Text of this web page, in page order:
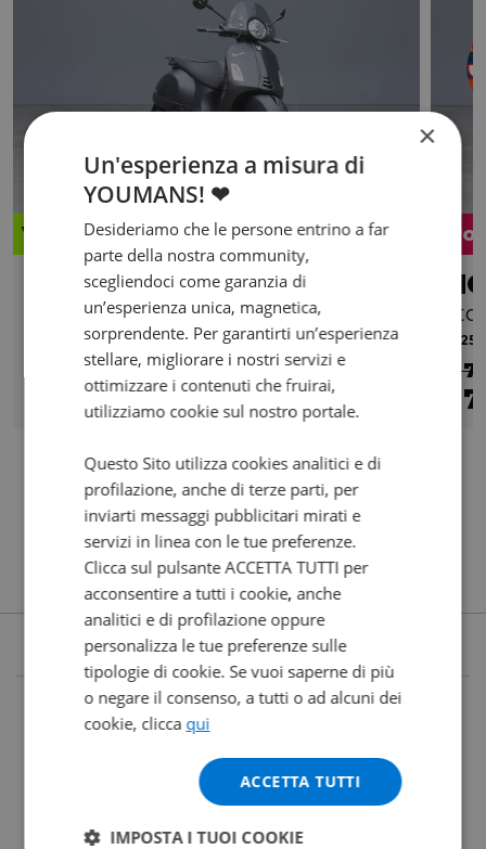
Valore futuro garantito
VESPA Vespa GTS 300
hpe Super Sport Abs my19
2020 | 24070 km | 278 cc | 23.8 Hp | 17.5 Kw
4.990 96 /mese
2025
€
×
Un'esperienza a misura di
YOUMANS! ❤
Desideriamo che le persone entrino a far
parte della nostra community,
scegliendoci come garanzia di
un’esperienza unica, magnetica,
sorprendente. Per garantirti un’esperienza
stellare, migliorare i nostri servizi e
ottimizzare i contenuti che fruirai,
utilizziamo cookie sul nostro portale.
Questo Sito utilizza cookies analitici e di
profilazione, anche di terze parti, per
inviarti messaggi pubblicitari mirati e
servizi in linea con le tue preferenze.
Clicca sul pulsante ACCETTA TUTTI per
acconsentire a tutti i cookie, anche
analitici e di profilazione oppure
personalizza le tue preferenze sulle
tipologie di cookie. Se vuoi saperne di più
o negare il consenso, a tutti o ad alcuni dei
cookie, clicca qui
ACCETTA TUTTI
IMPOSTA I TUOI COOKIE